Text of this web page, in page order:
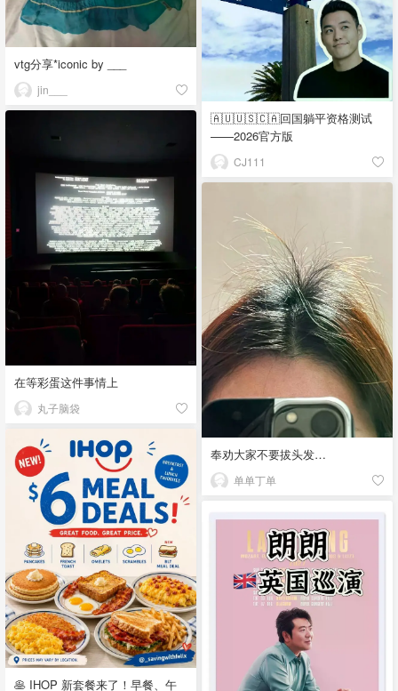
vtg分享*iconic by ___
jin___
🇦🇺🇺🇸🇨🇦回国躺平资格测试
——2026官方版
CJ111
在等彩蛋这件事情上
丸子脑袋
奉劝大家不要拔头发…
单单丁单
🥞 IHOP 新套餐来了！早餐、午